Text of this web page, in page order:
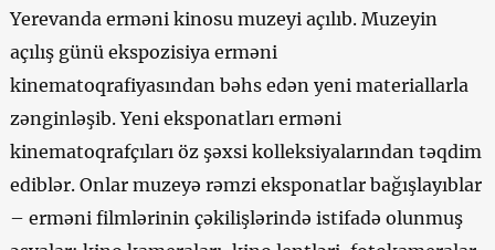
Yerevanda erməni kinosu muzeyi açılıb. Muzeyin
açılış günü ekspozisiya erməni
kinematoqrafiyasından bəhs edən yeni materiallarla
zənginləşib. Yeni eksponatları erməni
kinematoqrafçıları öz şəxsi kolleksiyalarından təqdim
ediblər. Onlar muzeyə rəmzi eksponatlar bağışlayıblar
– erməni filmlərinin çəkilişlərində istifadə olunmuş